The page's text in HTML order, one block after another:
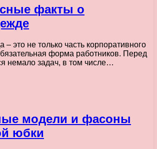
факты о
это не только часть корпоративного
форма работников. Перед
немало задач, в том числе…
модели и фасоны
юбки